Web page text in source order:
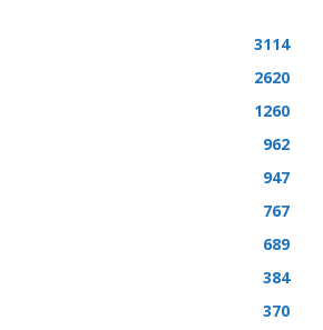
3114
2620
1260
962
947
767
689
384
370